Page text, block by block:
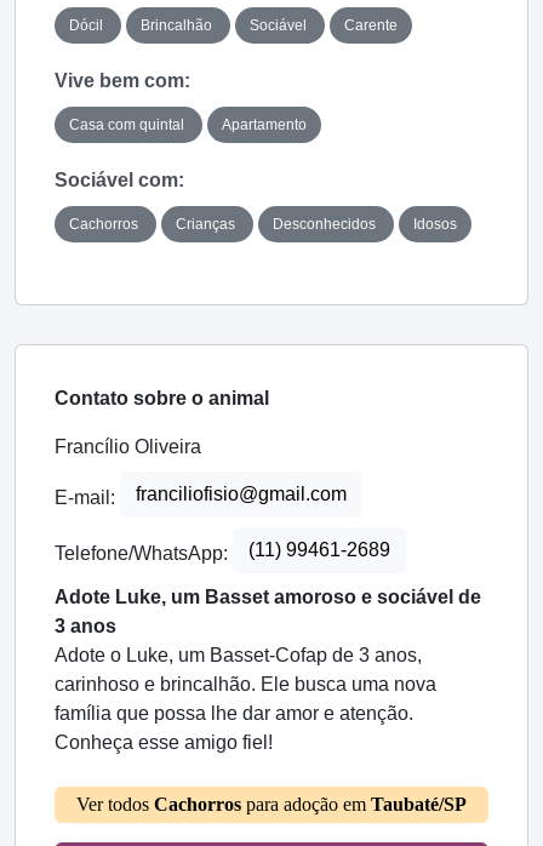
Dócil Brincalhão Sociável Carente
Vive bem com:
Casa com quintal Apartamento
Sociável com:
Cachorros Crianças Desconhecidos Idosos
Contato sobre o animal
Francílio Oliveira
E-mail: franciliofisio@gmail.com
Telefone/WhatsApp: (11) 99461-2689
Adote Luke, um Basset amoroso e sociável de
3 anos
Adote o Luke, um Basset-Cofap de 3 anos,
carinhoso e brincalhão. Ele busca uma nova
família que possa lhe dar amor e atenção.
Conheça esse amigo fiel!
Ver todos Cachorros para adoção em Taubaté/SP